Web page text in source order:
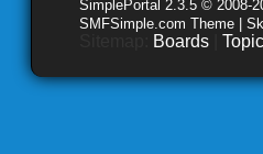
SimplePortal 2.3.5 © 2008-
SMFSimple.com Theme |
Boards